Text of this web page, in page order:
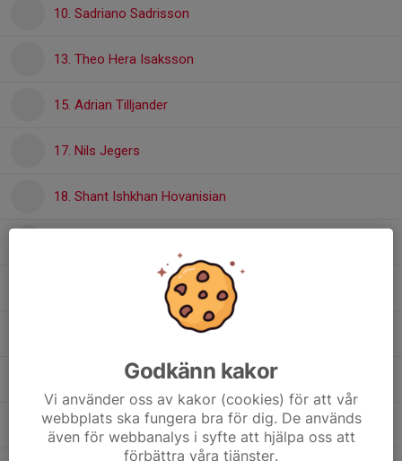
10. Sadriano Sadrisson
13. Theo Hera Isaksson
15. Adrian Tilljander
17. Nils Jegers
18. Shant Ishkhan Hovanisian
24. Firdeus Gashi
27. Leo Lundmark
Godkänn kakor
Vi använder oss av kakor (cookies) för att vår
webbplats ska fungera bra för dig. De används
även för webbanalys i syfte att hjälpa oss att
förbättra våra tjänster.